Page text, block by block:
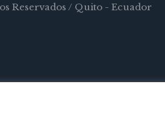
Reservados / Quito - Ecuador